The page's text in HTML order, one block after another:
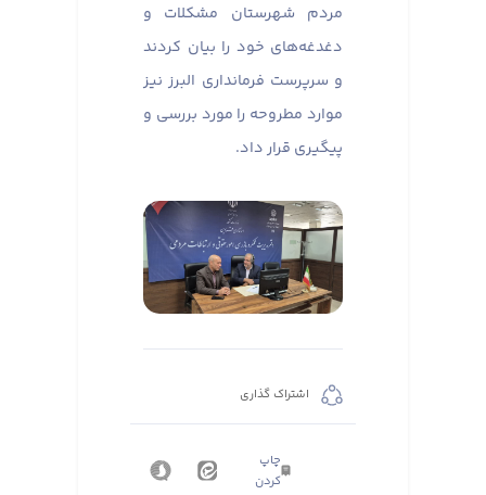
مردم شهرستان مشکلات و
دغدغه‌های خود را بیان کردند
و سرپرست فرمانداری البرز نیز
موارد مطروحه را مورد بررسی و
پیگیری قرار داد.
اشتراک گذاری
چاپ
کردن